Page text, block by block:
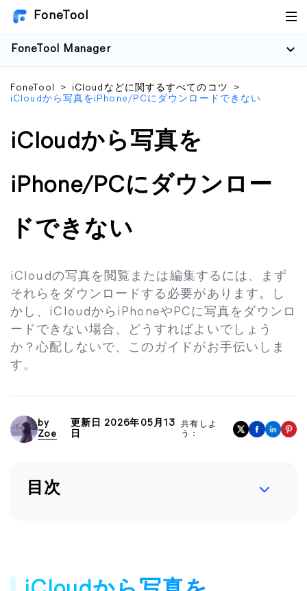
FoneTool
FoneTool Manager
FoneTool > iCloudなどに関するすべてのコツ
>
iCloudから写真をiPhone/PCにダウンロードできない
iCloudから写真を
iPhone/PCにダウンロー
ドできない
iCloudの写真を閲覧または編集するには、まず
それらをダウンロードする必要があります。し
かし、iCloudからiPhoneやPCに写真をダウンロ
ードできない場合、どうすればよいでしょう
か？心配しないで、このガイドがお手伝いしま
す。
by
Zoe
更新日 2026年05月13
日
共有しよ
う：
目次